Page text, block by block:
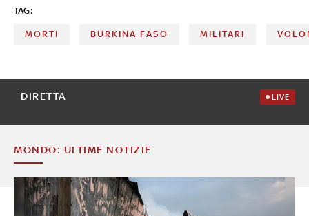
TAG:
MORTI BURKINA FASO MILITARI
DIRETTA LIVE
MONDO: ULTIME NOTIZIE